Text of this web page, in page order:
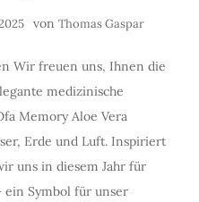
von Thomas Gaspar
Wir freuen uns, Ihnen die
medizinische
Memory Aloe Vera
Erde und Luft. Inspiriert
uns in diesem Jahr für
Symbol für unser